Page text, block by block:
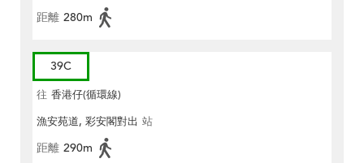
距離 280m
39C
往 香港仔(循環線)
漁安苑道, 彩安閣對出 站
距離 290m